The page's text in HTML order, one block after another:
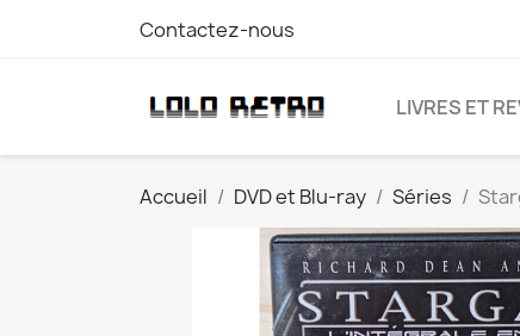
Contactez-nous
LIVRES ET
Accueil DVD et Blu-ray Séries